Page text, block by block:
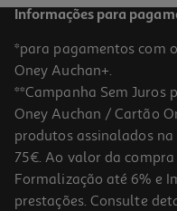
Informações para
*para pagamentos com
Oney Auchan+.
**Campanha Sem Juros
Oney Auchan / Cartão
produtos assinalados
75€. Ao valor da compra
Formalização até 6% e
prestações. Consulte